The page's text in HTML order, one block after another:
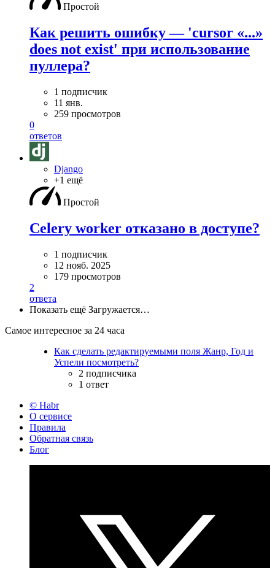
Простой
Как решить ошибку — 'cursor «...»
does not exist' при использование
пуллера?
1 подписчик
11 янв.
259 просмотров
0
ответов
Django
+1 ещё
Простой
Celery worker отказано в доступе?
1 подписчик
12 нояб. 2025
179 просмотров
2
ответа
Показать ещё Загружается…
Самое интересное за 24 часа
Как сделать редактируемыми поля Жанр, Год и
Успели посмотреть?
2 подписчика
1 ответ
© Habr
О сервисе
Правила
Обратная связь
Блог